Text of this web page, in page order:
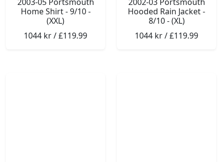
Home Shirt - 9/10 -
(XXL)
1044 kr / £119.99
Hooded Rain Jacket -
8/10 - (XL)
1044 kr / £119.99